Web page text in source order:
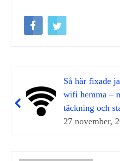
Så här fixade
wifi hemma –
täckning och
27 november,